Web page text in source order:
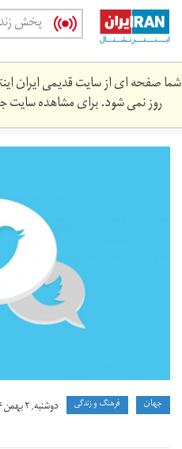
Skip
main
content
پخش
شما صفحه ای از سایت قدیمی ایران
روز نمی شود. برای مشاهده سایت
twitter-
جهان فرهنگ و زندگی دوشنبه, ۲ بهمن ۱۳۹۶ ۱۵:۵۰